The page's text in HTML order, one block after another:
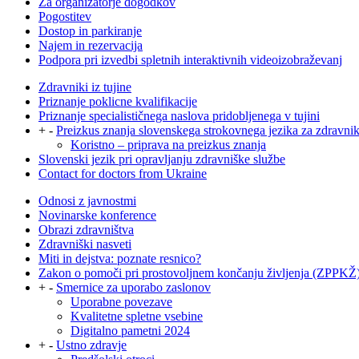
Pogostitev
Dostop in parkiranje
Najem in rezervacija
Podpora pri izvedbi spletnih interaktivnih videoizobraževanj
Zdravniki iz tujine
Priznanje poklicne kvalifikacije
Priznanje specialističnega naslova pridobljenega v tujini
+ - Preizkus znanja slovenskega strokovnega jezika za
Koristno – priprava na preizkus znanja
Slovenski jezik pri opravljanju zdravniške službe
Contact for doctors from Ukraine
Odnosi z javnostmi
Novinarske konference
Obrazi zdravništva
Zdravniški nasveti
Miti in dejstva: poznate resnico?
Zakon o pomoči pri prostovoljnem končanju življenja
+ - Smernice za uporabo zaslonov
Uporabne povezave
Kvalitetne spletne vsebine
Digitalno pametni 2024
+ - Ustno zdravje